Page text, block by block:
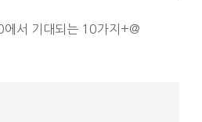
에서 기대되는 10가지+@